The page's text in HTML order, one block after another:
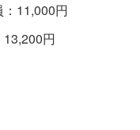
11,000円
円